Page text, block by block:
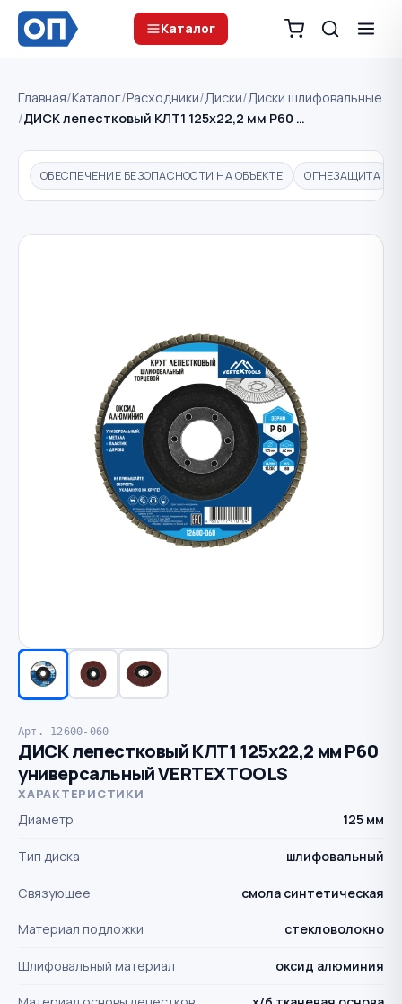
Каталог
Главная/Каталог/Расходники/Диски/Диски шлифовальные
/ДИСК лепестковый КЛТ1 125х22,2 мм Р60 …
ОБЕСПЕЧЕНИЕ БЕЗОПАСНОСТИ НА ОБЪЕКТЕ ОГНЕЗАЩИТА
Арт. 12600-060
ДИСК лепестковый КЛТ1 125х22,2 мм Р60
универсальный VERTEXTOOLS
ХАРАКТЕРИСТИКИ
Диаметр 125 мм
Тип диска шлифовальный
Связующее смола синтетическая
Материал подложки стекловолокно
Шлифовальный материал оксид алюминия